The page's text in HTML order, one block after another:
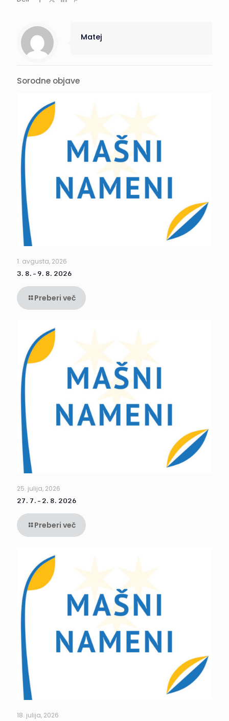
Matej
Sorodne objave
1. avgusta, 2026
3. 8. – 9. 8. 2026
Preberi več
25. julija, 2026
27. 7. – 2. 8. 2026
Preberi več
18. julija, 2026